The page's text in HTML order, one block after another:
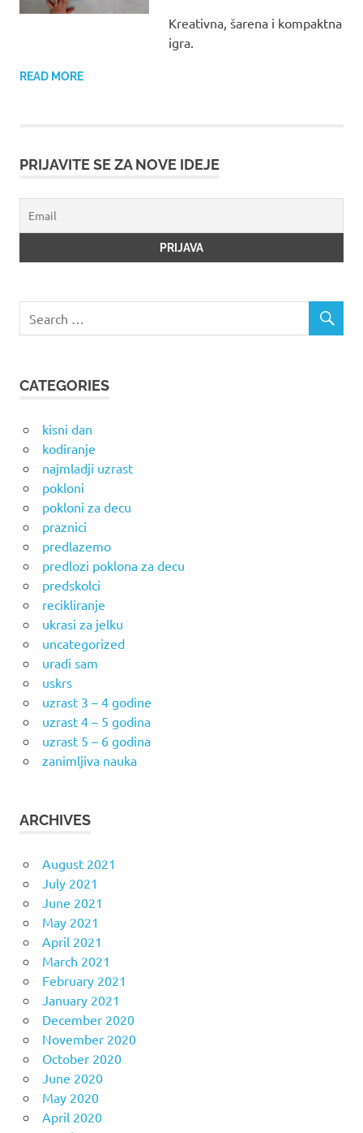
Kreativna, šarena i kompaktna
igra.
READ MORE
PRIJAVITE SE ZA NOVE IDEJE
CATEGORIES
kisni dan
kodiranje
najmladji uzrast
pokloni
pokloni za decu
praznici
predlazemo
predlozi poklona za decu
predskolci
recikliranje
ukrasi za jelku
uncategorized
uradi sam
uskrs
uzrast 3 – 4 godine
uzrast 4 – 5 godina
uzrast 5 – 6 godina
zanimljiva nauka
ARCHIVES
August 2021
July 2021
June 2021
May 2021
April 2021
March 2021
February 2021
January 2021
December 2020
November 2020
October 2020
June 2020
May 2020
April 2020